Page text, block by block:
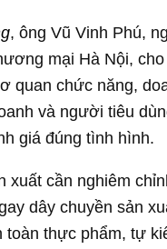
, ông Vũ Vinh Phú,
mại Hà Nội,
quan chức năng,
và người tiêu
giá đúng tình hình.
xuất cần nghiêm
dây chuyền sản
toàn thực phẩm, tự